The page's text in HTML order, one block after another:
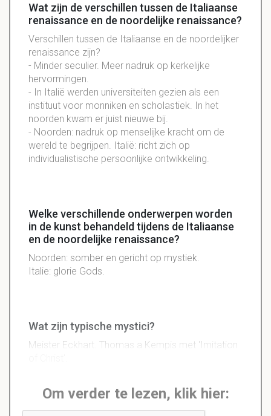
Wat zijn de verschillen tussen de Italiaanse
renaissance en de noordelijke renaissance?
Verschillen tussen de Italiaanse en de noordelijker
renaissance zijn?
- Minder seculier. Meer nadruk op kerkelijke
hervormingen.
- In Italië werden universiteiten gezien als een
instituut voor monniken en scholastiek. In het
noorden kwam er juist nieuwe bij.
- Noorden: nadruk op menselijke kracht om de
wereld te begrijpen. Italië: richt zich op
individualistische persoonlijke ontwikkeling.
Welke verschillende onderwerpen worden
in de kunst behandeld tijdens de Italiaanse
en de noordelijke renaissance?
Noorden: somber en gericht op mystiek.
Italie: glorie Gods.
Wat zijn typische mystici?
Meister Eckhart. Thomas a Kempis met 'Imitation
Om verder te lezen, klik hier: